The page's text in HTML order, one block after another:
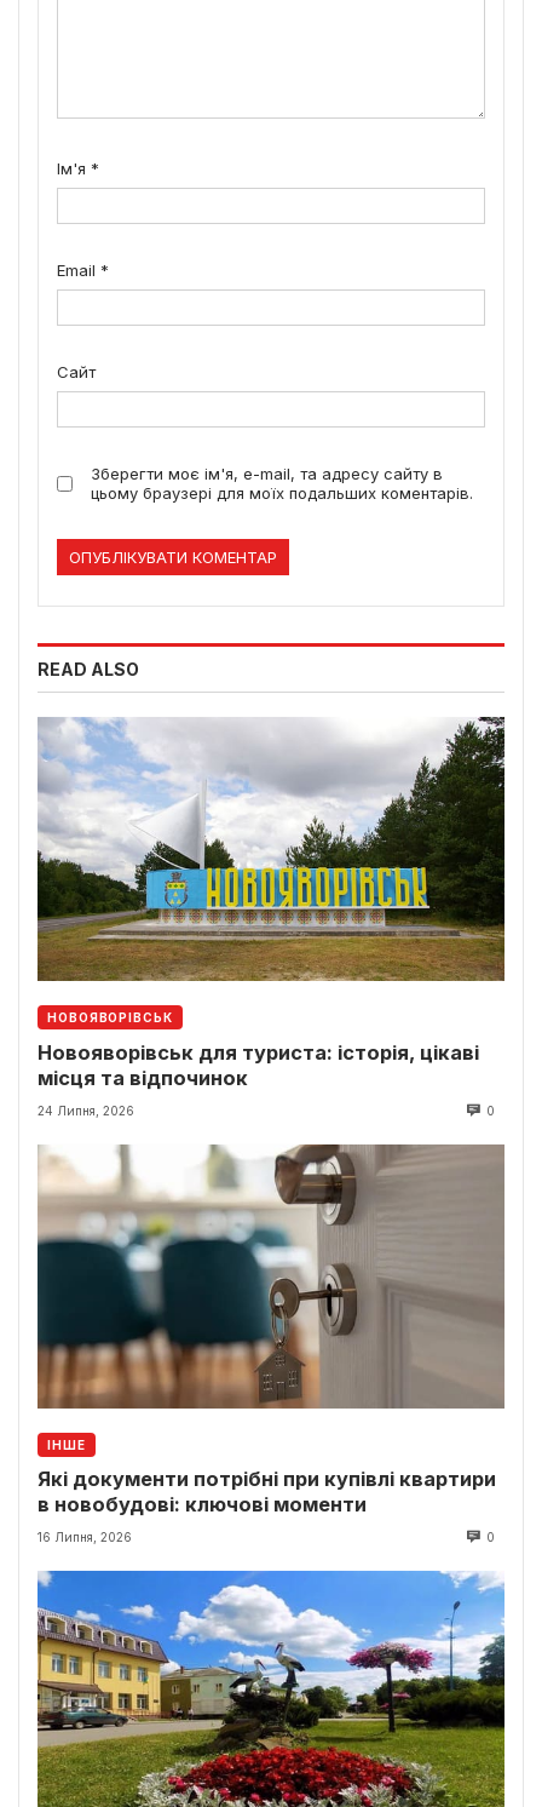
Ім'я *
Email *
Сайт
Зберегти моє ім'я, e-mail, та адресу сайту в
цьому браузері для моїх подальших коментарів.
READ ALSO
НОВОЯВОРІВСЬК
Новояворівськ для туриста: історія, цікаві
місця та відпочинок
24 Липня, 2026 0
ІНШЕ
Які документи потрібні при купівлі квартири
в новобудові: ключові моменти
16 Липня, 2026 0